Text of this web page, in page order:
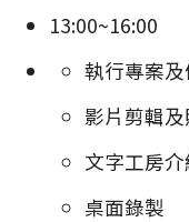
13:00~16:00
執行專案
影片剪輯
文字工房
桌面錄製